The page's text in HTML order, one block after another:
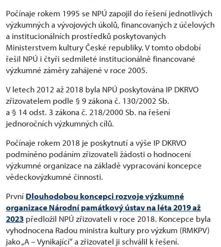
Počínaje rokem 1995 se NPÚ zapojil do řešení jednotlivých
výzkumných a vývojových úkolů, financovaných z účelových
a institucionálních prostředků poskytovaných
Ministerstvem kultury České republiky. V tomto období
řešil NPÚ i čtyři sedmileté institucionálně financované
výzkumné záměry zahájené v roce 2005.
V letech 2012 až 2018 byla NPÚ poskytována IP DKRVO
zřizovatelem podle § 9 zákona č. 130/2002 Sb.
a § 14 odst. 3 zákona č. 218/2000 Sb. na řešení
jednoročních výzkumných cílů.
Počínaje rokem 2018 je poskytnutí a výše IP DKRVO
podmíněno podáním zřizovateli žádosti o hodnocení
výzkumné organizace na základě vypracování koncepce
vědeckovýzkumné činnosti.
První Dlouhodobou koncepci rozvoje výzkumné
organizace Národní památkový ústav na léta 2019 až
2023 předložil NPÚ zřizovateli v roce 2018. Koncepce byla
vyhodnocena Radou ministra kultury pro výzkum (RMKPV)
jako „A – Vynikající“ a zřizovatel ji schválil k řešení.